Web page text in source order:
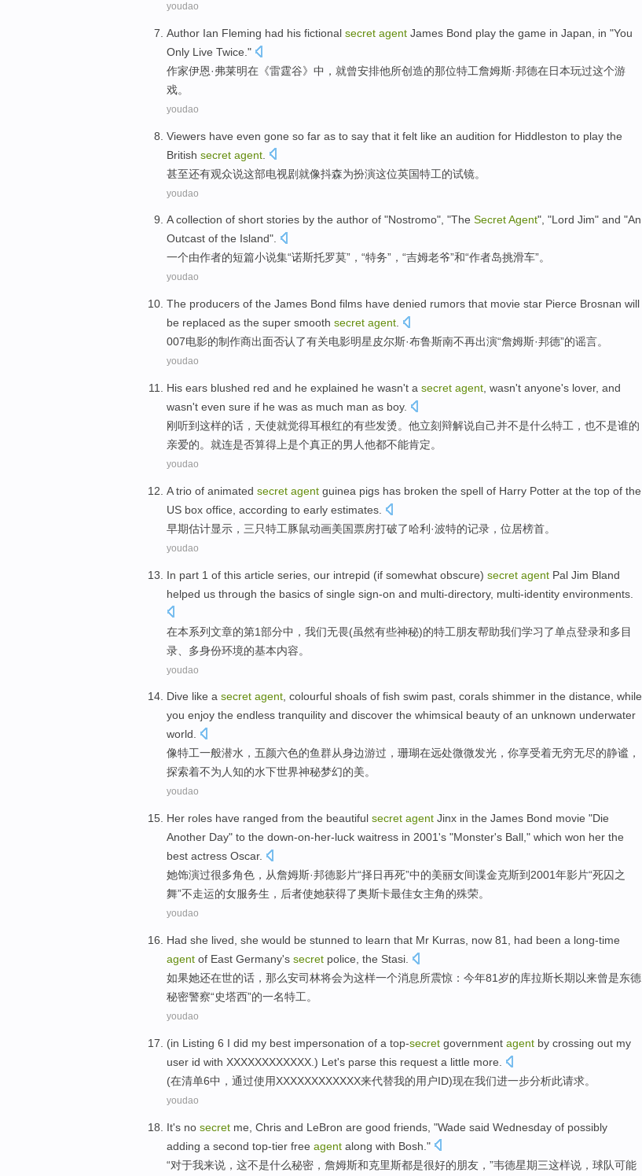
youdao
Author Ian Fleming had his fictional secret agent James Bond play the game in Japan , in "You
Only Live Twice."
作家伊恩·弗莱明在 《雷霆谷》中， 就曾安排他所创造的那位特工詹姆斯·邦德在日本玩过这个游
戏。
youdao
Viewers have even gone so far as to say that it felt like an audition for Hiddleston to play the
British secret agent
甚至还有观众说这部电视剧就像抖森为扮演这位英国特工的试镜。
youdao
Acollection of short stories by the author of "Nostromo", "The SecretAgent", "Lord Jim" and "An
Outcast of the Island".
一个由作者的短篇小说集“诺斯托罗莫”，“特务”，“吉姆老爷”和“作者岛挑滑车”。
youdao
The producers of the James Bond films have denied rumors that movie star Pierce Brosnan will
be replaced as the super smooth secret agent
007电影的制作商出面否认了有关电影明星皮尔斯·布鲁斯南不再出演“詹姆斯·邦德”的谣言。
youdao
His ears blushed red and he explained he wasn't a secret agent wasn't anyone's lover, and
wasn't even sure if he was as much man as boy.
刚听到这样的话，天使就觉得耳根红的有些发烫。 他立刻辩解说自己并不是什么特工 ，也不是谁的
亲爱的。 就连是否算得上是个真正的男人他都不能肯定。
youdao
Atrio of animated secret agent guinea pigs has broken the spell of Harry Potter at the top of the
US box office , according to early estimates
早期估计显示， 三只特工豚鼠动画美国票房打破了哈利 ·波特的记录， 位居榜首。
youdao
In part 1 of this article series our intrepid (if somewhat obscure) secret agent Pal Jim Bland
helped us through the basics of single sign-on and multi-directory, multi-identity environments
在本系列文章的第1部分中， 我们无畏(虽然有些神秘)的特工朋友帮助我们学习了单点登录和多目
录 、多身份环境的基本内容。
youdao
Dive like a secret agent, colourful shoals of fish swim past, corals shimmer in the distance, while
you enjoy the endless tranquility and discover the whimsical beauty of an unknown underwater
world.
像特工一般潜水 ， 五颜六色的鱼群从身边游过 ， 珊瑚在远处微微发光， 你享受着无穷无尽的静谧 ，
探索着不为人知的水下世界神秘梦幻的美。
youdao
Her roles have ranged from the beautiful secret agent Jinx in the James Bond movie "Die
Another Day" to the down-on-her-luck waitress in 2001's "Monster's Ball ," which won her the
best actress Oscar.
她饰演过很多角色， 从詹姆斯·邦德影片“择日再死”中的美丽女间谍金克斯到 2001年影片“死囚之
舞”不走运的女服务生 ， 后者使她获得了奥斯卡最佳女主角的殊荣。
youdao
Had she lived , she would be stunned to learn that Mr Kurras , now 81, had been a long-time
agent of East Germany's secret police , the Stasi
如果她还在世的话，那么安司林将会为这样一个消息所震惊 ：今年81岁的库拉斯长期以来曾是东德
秘密警察“史塔西”的一名特工。
youdao
(in Listing 6 I did my best impersonation of a top-secret government agent by crossing out my
user id with XXXXXXXXXXXX .) Let's parse this request a little more.
(在清单6中， 通过使用XXXXXXXXXXXX来代替我的用户ID)现在我们进一步分析此请求。
youdao
It's no secret me Chris and LeBron are good friends , "Wade said Wednesday of possibly
adding a second top-tier free agent along with Bosh ."
“对于我来说， 这不是什么秘密 ， 詹姆斯和克里斯都是很好的朋友 ，”韦德星期三这样说 ，球队可能